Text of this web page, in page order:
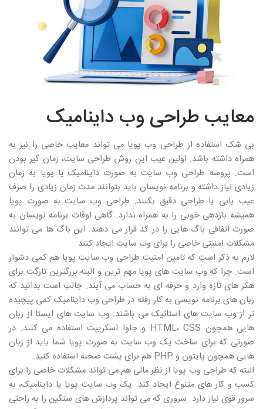
معایب طراحی وب داینامیک
بی شک استفاده از طراحی وب پویا می تواند معایب خاصی را نیز به
همراه داشته باشد. اولین عیب این روش طراحی سایت، زمان گیر بودن
است. پروسه طراحی وب سایت به صورت داینامیک یا پویا به زمان
زیادی نیاز داشته و برنامه نویسان باید بتوانند مدت زمان زیادی را صرف
عیب یابی یا طراحی دقیق بکنند. طراحی وب سایت به صورت پویا
همیشه بازدهی خوبی را به همراه ندارد. گاهی اوقات برنامه نویسان به
صورت اتفاقی باگ هایی را در کد قرار می دهند. این باگ ها می توانند
مشکلات امنیتی خاصی را برای وب سایت ایجاد کنند.
لازم به ذکر است که تامین امنیت طراحی وب سایت پویا هم کمی دشوار
است. چرا که وب سایت های پویا مهم ترین و البته بزرگترین تارگت برای
هکر های تازه وارد و حرفه ای به حساب می آیند. جالب است بدانید که
زبان های برنامه نویسی به کار رفته در طراحی وب داینامیک کمی پیچیده
تر از وب سایت های استاتیک می باشند. وب سایت های ایستا از زبان
هایی همچون HTML، CSS و جاوا اسکریپت استفاده می کنند. در
صورتی که برای ساخت یک وب سایت به صورت پویا شما باید از زبان
هایی همچون پایتون و PHP هم برای پشت صحنه استفاده کنید.
البته که طراحی وب پویا از نظر مالی هم می تواند مشکلات خاصی را برای
کسب و کار های متنوع ایجاد کند. یک وب سایت پویا یا داینامیک، به
سرور قوی نیاز دارد. سروری که می تواند پردازش های سنگین را به راحتی